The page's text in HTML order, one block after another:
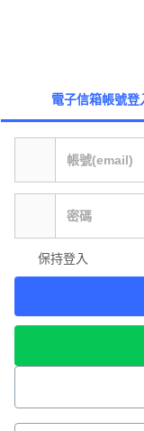
電子信箱帳號登
保持登入